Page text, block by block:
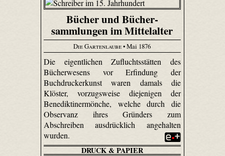
Bücher und Bücher­
sammlungen im Mittelalter
Die Gartenlaube• Mai 1876
Die eigentlichen Zufluchtsstätten des
Bücherwesens vor Erfindung der
Buchdruckerkunst waren damals die
Klöster, vorzugsweise diejenigen der
Benediktinermönche, welche durch die
Observanz ihres Gründers zum
Abschreiben ausdrücklich angehalten
wurden.
DRUCK & PAPIER